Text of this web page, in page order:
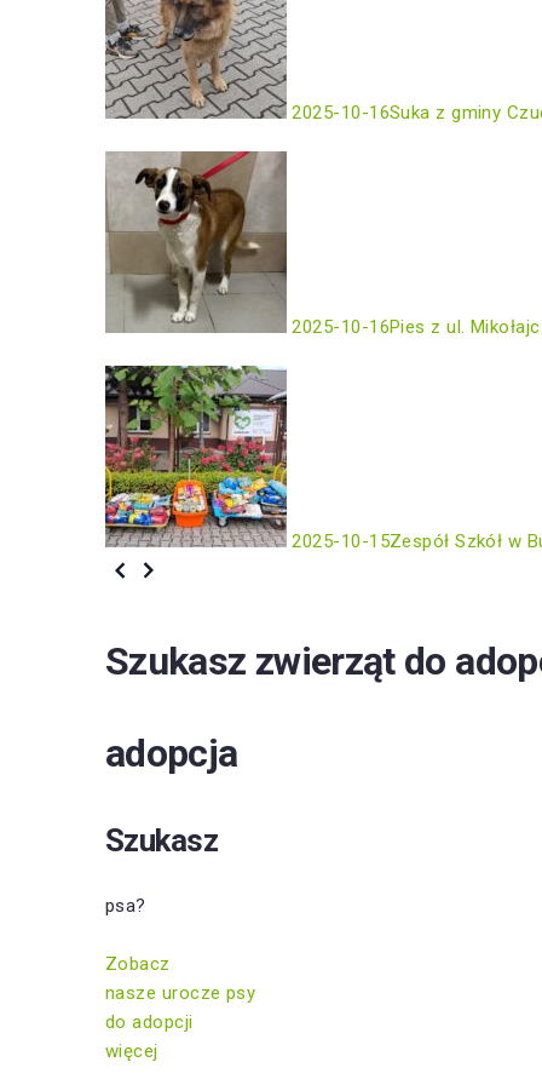
2025-10-16Suka z gminy
2025-10-16Pies z ul.
2025-10-15Zespół Szkół w
Szukasz zwierząt do
adopcja
Szukasz
psa?
Zobacz
nasze urocze psy
do adopcji
więcej